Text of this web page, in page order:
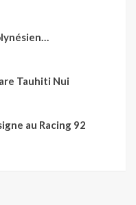
Tauhiti Nui
au Racing 92